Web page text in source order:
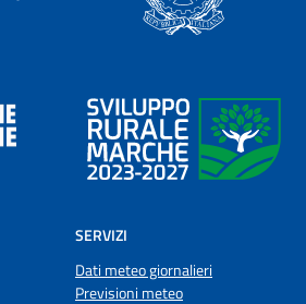
SERVIZI
Dati meteo giornalieri
Previsioni meteo